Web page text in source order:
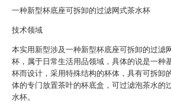
一种新型杯底座可拆卸的过滤网式茶水杯
技术领域
本实用新型涉及一种新型杯底座可拆卸的过滤
杯，属于日常生活用品领域，具体的说是一种
杯而设计，采用特殊结构的杯体，具有可拆卸
体的专门放置茶叶的杯底盒，可过滤泡茶水的
水杯。